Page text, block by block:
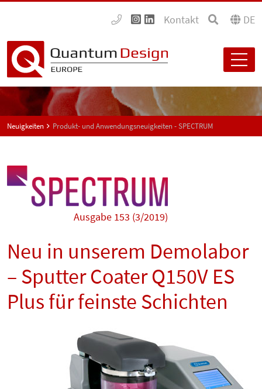
Kontakt DE
Neuigkeiten Produkt- und Anwendungsneuigkeiten - SPECTRUM
Ausgabe 153 (3/2019)
Neu in unserem Demolabor
– Sputter Coater Q150V ES
Plus für feinste Schichten